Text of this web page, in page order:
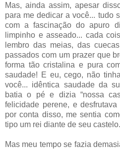
Mas, ainda assim, apesar
para me dedicar a você... tudo
com a fascinação do apuro
limpinho e asseado... cada
lembro das meias, das
passados com um prazer que
forma tão cristalina e pura
saudade! E eu, cego, não
você... idêntica saudade da
batia o pé e dizia “nossa
felicidade perene, e
por conta disso, me sentia
tipo um rei diante de seu castelo.
Mas meu tempo se fazia